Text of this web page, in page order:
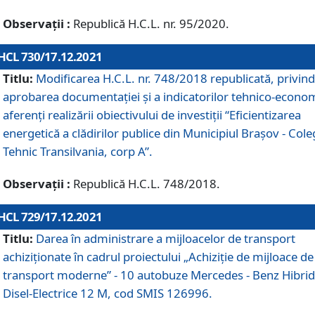
Observații : Republică H.C.L. nr. 95/2020.
730/17.12.2021
Titlu: Modificarea H.C.L. nr. 748/2018 republicată, privind
aprobarea documentației și a indicatorilor tehnico-
aferenți realizării obiectivului de investiții “Eficientizarea
energetică a clădirilor publice din Municipiul Brașov -
Tehnic Transilvania, corp A”.
Observații : Republică H.C.L. 748/2018.
729/17.12.2021
Titlu: Darea în administrare a mijloacelor de transport
achiziționate în cadrul proiectului „Achiziţie de mijloace de
transport moderne” - 10 autobuze Mercedes - Benz Hibrid
Disel-Electrice 12 M, cod SMIS 126996.